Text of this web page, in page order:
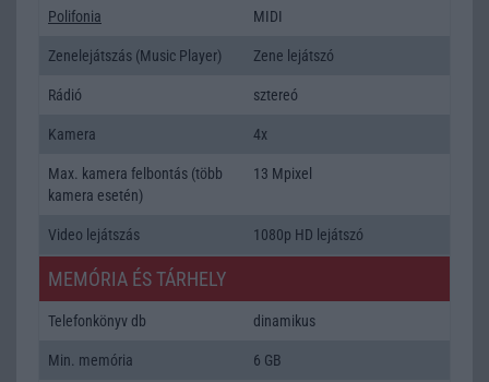
Polifonia MIDI
Zenelejátszás (Music Player) Zene lejátszó
Rádió sztereó
Kamera 4x
Max. kamera felbontás (több
kamera esetén)
13 Mpixel
Video lejátszás 1080p HD lejátszó
MEMÓRIA ÉS TÁRHELY
Telefonkönyv db dinamikus
Min. memória 6 GB